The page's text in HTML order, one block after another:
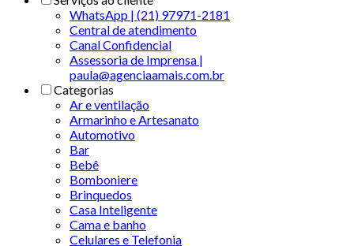
WhatsApp | (21) 97971-2181
Central de atendimento
Canal Confidencial
Assessoria de Imprensa |
paula@agenciaamais.com.br
Categorias
Ar e ventilação
Armarinho e Artesanato
Automotivo
Bar
Bebê
Bomboniere
Brinquedos
Casa Inteligente
Cama e banho
Celulares e Telefonia